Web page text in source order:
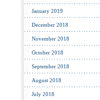
January 2019
December 2018
November 2018
October 2018
September 2018
August 2018
July 2018